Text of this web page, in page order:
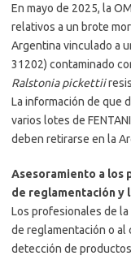
En mayo de 2025, la
relativos a un brote
Argentina vinculado a
31202) contaminado
Ralstonia pickettii
La información de que
varios lotes de
deben retirarse en la
Asesoramiento a los
de reglamentación y
Los profesionales de
de reglamentación o al
detección de